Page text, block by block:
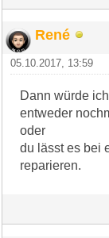
René
05.10.2017, 13:59
Dann würde
entweder
oder
du lässt es bei
reparieren.